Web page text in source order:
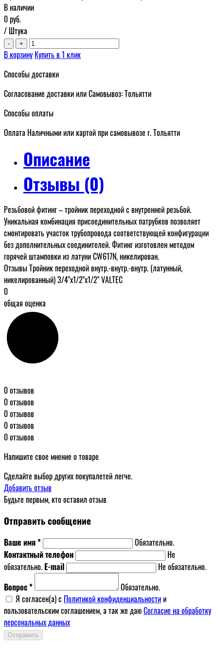
В наличии
0руб.
/ Штука
- +
В корзину Купить в 1 клик
Способы доставки
Согласование доставки или Самовывоз: Тольятти
Способы оплаты
Оплата Наличными или картой при самовывозе г. Тольятти
Описание
Отзывы (0)
Резьбовой фитинг – тройник переходной с внутренней резьбой.
Уникальная комбинация присоединительных патрубков позволяет
смонтировать участок трубопровода соответствующей конфигурации
без дополнительных соединителей. Фитинг изготовлен методом
горячей штамповки из латуни CW617N, никелирован.
Отзывы Тройник переходной внутр.-внутр.-внутр. (латунный,
никелированный) 3/4"x1/2"x1/2" VALTEC
0
общая оценка
0 отзывов
0 отзывов
0 отзывов
0 отзывов
0 отзывов
Напишите свое мнение о товаре
Сделайте выбор других покупалетей легче.
Добавить отзыв
Будьте первым, кто оставил отзыв
Отправить сообщение
Ваше имя *
Обязательно.
Контактный телефон
Не
обязательно. E-mail
Не обязательно.
Вопрос *
Обязательно.
Я согласен(a) с Политикой конфиденциальностии
пользовательским соглашением, а так же даюСогласие на обработку
персональных данных
Отправить